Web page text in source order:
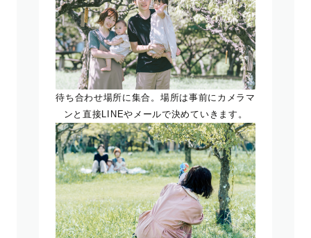
待ち合わせ場所に集合。場所は事前にカメラマ
ンと直接LINEやメールで決めていきます。